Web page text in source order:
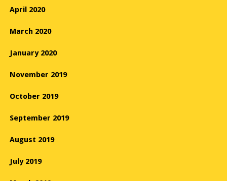
April 2020
March 2020
January 2020
November 2019
October 2019
September 2019
August 2019
July 2019